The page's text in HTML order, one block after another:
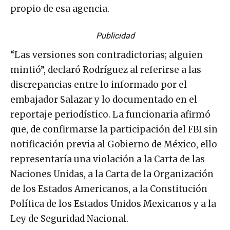
propio de esa agencia.
Publicidad
“Las versiones son contradictorias; alguien
mintió”, declaró Rodríguez al referirse a las
discrepancias entre lo informado por el
embajador Salazar y lo documentado en el
reportaje periodístico. La funcionaria afirmó
que, de confirmarse la participación del FBI sin
notificación previa al Gobierno de México, ello
representaría una violación a la Carta de las
Naciones Unidas, a la Carta de la Organización
de los Estados Americanos, a la Constitución
Política de los Estados Unidos Mexicanos y a la
Ley de Seguridad Nacional.